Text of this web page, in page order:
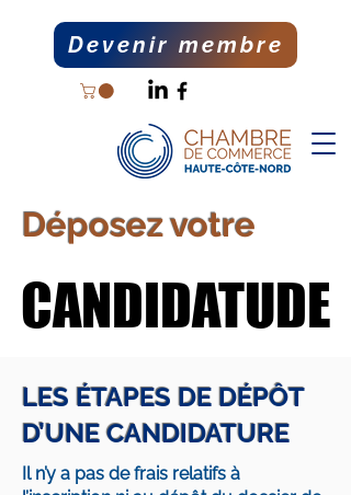
Devenir membre
Déposez votre
CANDIDATUDE
CANDIDATUDE
LES ÉTAPES DE DÉPÔT
D’UNE CANDIDATURE
Il n’y a pas de frais relatifs à